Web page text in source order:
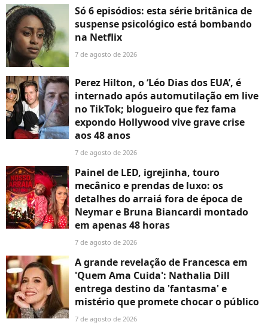
Só 6 episódios: esta série britânica de
suspense psicológico está bombando
na Netflix
7 de agosto de 2026
Perez Hilton, o ‘Léo Dias dos EUA’, é
internado após automutilação em live
no TikTok; blogueiro que fez fama
expondo Hollywood vive grave crise
aos 48 anos
7 de agosto de 2026
Painel de LED, igrejinha, touro
mecânico e prendas de luxo: os
detalhes do arraiá fora de época de
Neymar e Bruna Biancardi montado
em apenas 48 horas
7 de agosto de 2026
A grande revelação de Francesca em
'Quem Ama Cuida': Nathalia Dill
entrega destino da 'fantasma' e
mistério que promete chocar o público
7 de agosto de 2026